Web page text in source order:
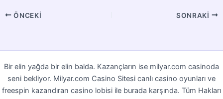
ÖNCEKI SONRAKI
Bir elin yağda bir elin balda. Kazançların ise milyar.com casinoda
seni bekliyor. Milyar.com Casino Sitesi canlı casino oyunları ve
freespin kazandıran casino lobisi ile burada karşında. Tüm Hakları